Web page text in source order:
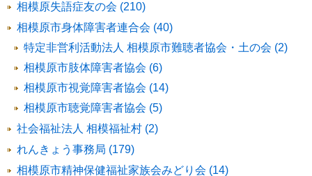
相模原失語症友の会 (210)
相模原市身体障害者連合会 (40)
特定非営利活動法人 相模原市難聴者協会・土の会 (2)
相模原市肢体障害者協会 (6)
相模原市視覚障害者協会 (14)
相模原市聴覚障害者協会 (5)
社会福祉法人 相模福祉村 (2)
れんきょう事務局 (179)
相模原市精神保健福祉家族会みどり会 (14)